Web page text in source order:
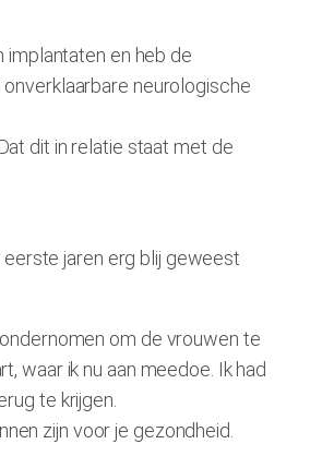
implantaten en heb de
neurologische
dit in relatie staat met de
eerste jaren erg blij geweest
om de vrouwen te
waar ik nu aan meedoe. Ik had
te krijgen.
zijn voor je gezondheid.